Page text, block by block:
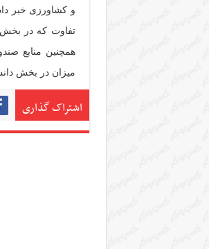
میزان در بخش دانش‌بنیان به ۱۰
اشتراک گذاری